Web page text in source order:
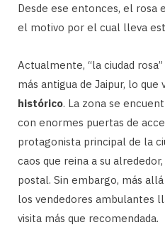
Desde ese entonces, el rosa
el motivo por el cual lleva
Actualmente, “la ciudad
más antigua de Jaipur, lo que
histórico. La zona se
con enormes puertas de
protagonista principal de la
caos que reina a su
postal. Sin embargo, más
los vendedores ambulantes
visita más que recomendada.